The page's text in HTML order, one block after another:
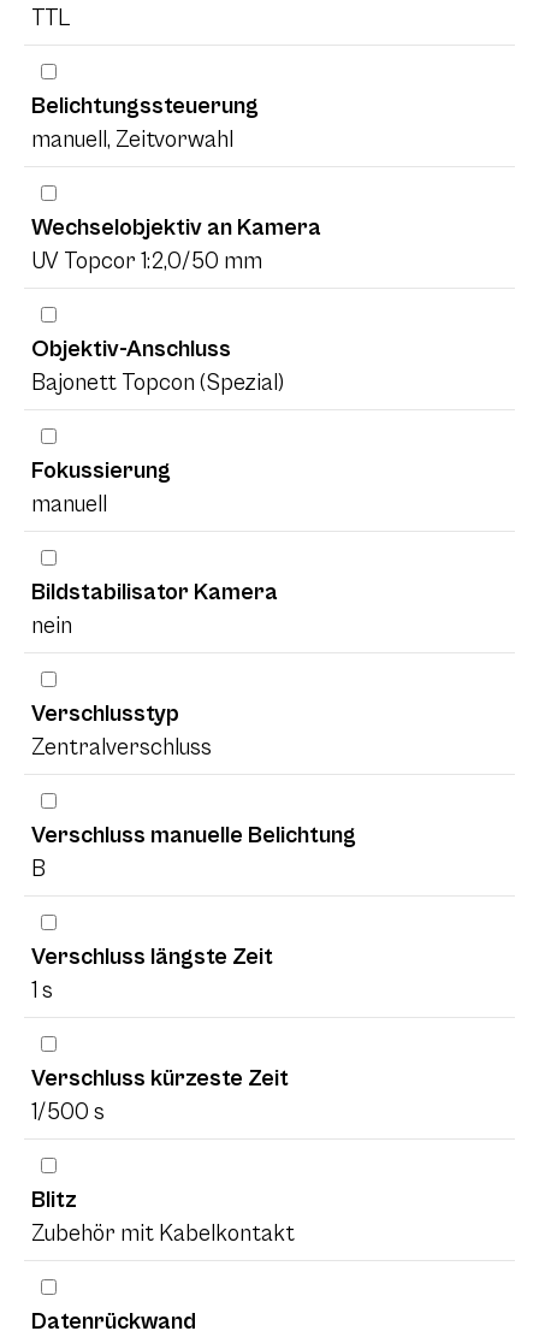
TTL
Belichtungssteuerung
manuell, Zeitvorwahl
Wechselobjektiv an Kamera
UV Topcor 1:2,0/50 mm
Objektiv-Anschluss
Bajonett Topcon (Spezial)
Fokussierung
manuell
Bildstabilisator Kamera
nein
Verschlusstyp
Zentralverschluss
Verschluss manuelle Belichtung
B
Verschluss längste Zeit
1 s
Verschluss kürzeste Zeit
1/500 s
Blitz
Zubehör mit Kabelkontakt
Datenrückwand